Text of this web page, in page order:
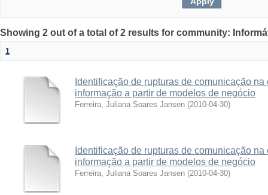
Showing 2 out of a total of 2 results for community:
1
Identificação de rupturas de comunicação
informação a partir de modelos de negócio
Ferreira, Juliana Soares Jansen (2010-04-30)
Identificação de rupturas de comunicação
informação a partir de modelos de negócio
Ferreira, Juliana Soares Jansen (2010-04-30)